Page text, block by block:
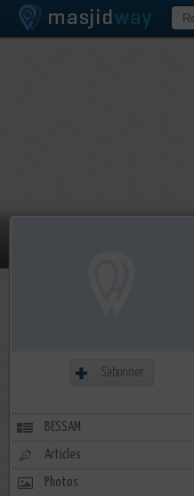
S'abonner
BESSAM
Articles
Photos